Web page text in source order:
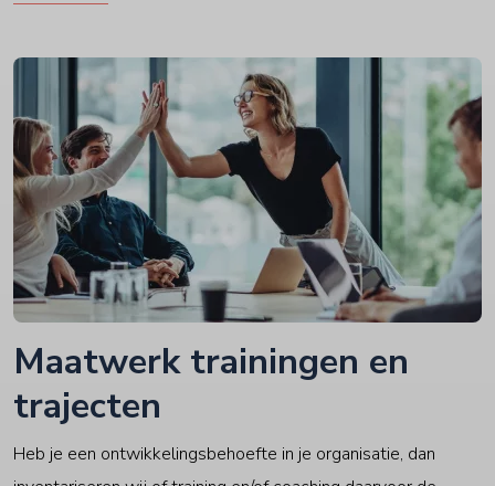
Maatwerk trainingen en
trajecten
Heb je een ontwikkelingsbehoefte in je organisatie, dan